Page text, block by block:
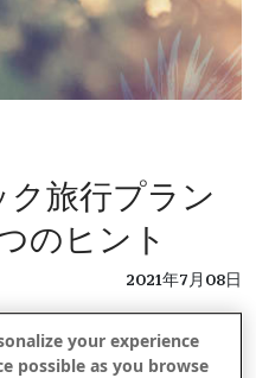
旅行プラン
のヒント
2021年7月08日
your experience
possible as you browse